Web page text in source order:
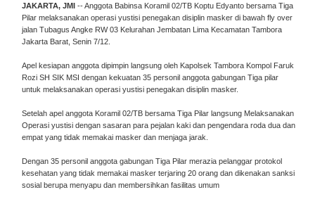
JAKARTA, JMI -- Anggota Babinsa Koramil 02/TB Koptu Edyanto bersama Tiga
Pilar melaksanakan operasi yustisi penegakan disiplin masker di bawah fly over
jalan Tubagus Angke RW 03 Kelurahan Jembatan Lima Kecamatan Tambora
Jakarta Barat, Senin 7/12.
Apel kesiapan anggota dipimpin langsung oleh Kapolsek Tambora Kompol Faruk
Rozi SH SIK MSI dengan kekuatan 35 personil anggota gabungan Tiga pilar
untuk melaksanakan operasi yustisi penegakan disiplin masker.
Setelah apel anggota Koramil 02/TB bersama Tiga Pilar langsung Melaksanakan
Operasi yustisi dengan sasaran para pejalan kaki dan pengendara roda dua dan
empat yang tidak memakai masker dan menjaga jarak.
Dengan 35 personil anggota gabungan Tiga Pilar merazia pelanggar protokol
kesehatan yang tidak memakai masker terjaring 20 orang dan dikenakan sanksi
sosial berupa menyapu dan membersihkan fasilitas umum